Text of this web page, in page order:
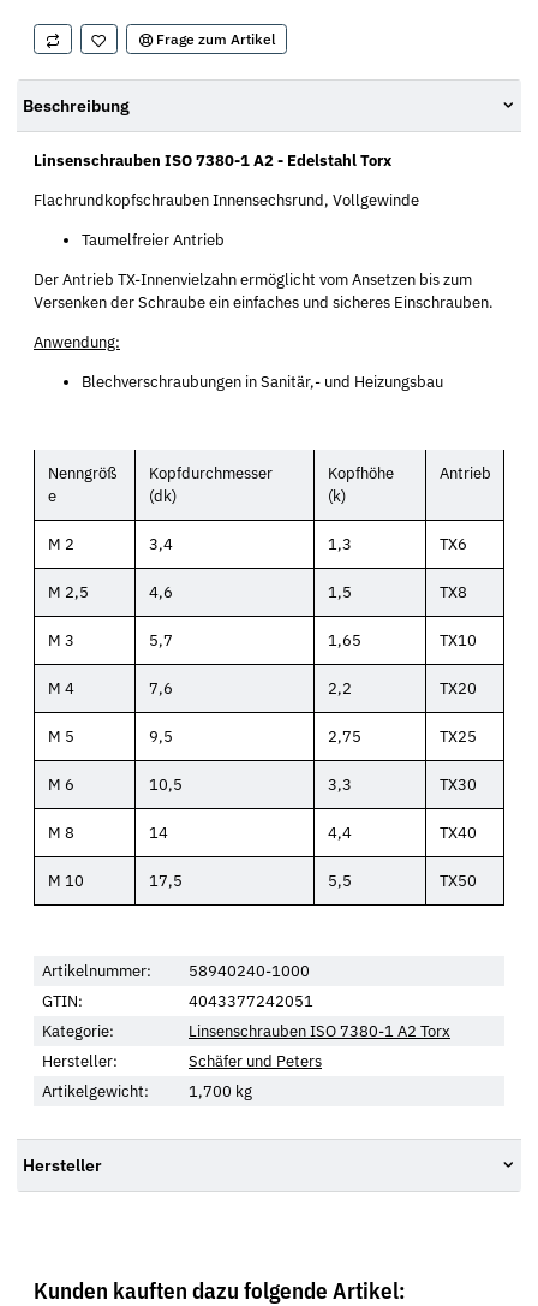
Frage zum Artikel
Beschreibung
Linsenschrauben ISO 7380-1 A2 - Edelstahl Torx
Flachrundkopfschrauben Innensechsrund, Vollgewinde
Taumelfreier Antrieb
Der Antrieb TX-Innenvielzahn ermöglicht vom Ansetzen bis zum
Versenken der Schraube ein einfaches und sicheres Einschrauben.
Anwendung:
Blechverschraubungen in Sanitär,- und Heizungsbau
Nenngröß
e
Kopfdurchmesser
(dk)
Kopfhöhe
(k)
Antrieb
M 2 3,4 1,3 TX6
M 2,5 4,6 1,5 TX8
M 3 5,7 1,65 TX10
M 4 7,6 2,2 TX20
M 5 9,5 2,75 TX25
M 6 10,5 3,3 TX30
M 8 14 4,4 TX40
M 10 17,5 5,5 TX50
Artikelnummer:
58940240-1000
GTIN:
4043377242051
Kategorie:
Linsenschrauben ISO 7380-1 A2 Torx
Hersteller:
Schäfer und Peters
Artikelgewicht:
1,700 kg
Hersteller
Kunden kauften dazu folgende Artikel: